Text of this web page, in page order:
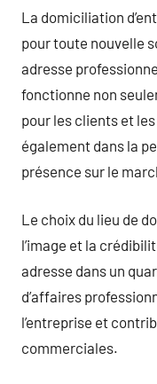
La domiciliation
pour toute nouvelle
adresse
fonctionne non
pour les clients et
également dans la
présence sur le
Le choix du lieu de
l’image et la
adresse dans un
d’affaires
l’entreprise et
commerciales.